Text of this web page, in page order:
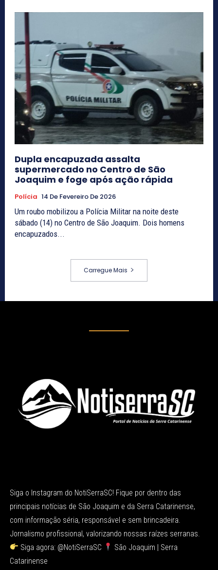
Dupla encapuzada assalta
supermercado no Centro de São
Joaquim e foge após ação rápida
Polícia 14 De Fevereiro De 2026
Um roubo mobilizou a Polícia Militar na noite deste
sábado (14) no Centro de São Joaquim. Dois homens
encapuzados...
Carregue Mais
Siga o Instagram do NotiSerraSC! Fique por dentro das
principais notícias de São Joaquim e da Serra Catarinense,
com informação séria, responsável e sem brincadeira.
Jornalismo profissional, valorizando nossas raízes serranas.
Siga agora: @NotiSerraSC
São Joaquim | Serra
Catarinense